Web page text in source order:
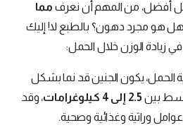
أفضل، من المهم أن نعرف مما
هو مجرد دهون؟ بالطبع لا! إليك
زيادة الوزن خلال الحمل:
الحمل، يكون الجنين قد نما بشكل
بين2.5 إلى 4 كيلوغرامات
، وقد
وراثية وغذائية وصحية.